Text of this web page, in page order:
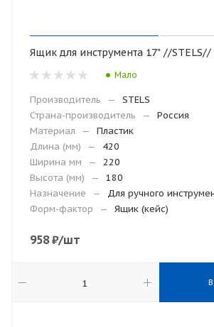
Ящик для инструмента 17" //STELS//
Мало
Производитель —
STELS
Страна-производитель
—
Россия
Материал
—
Пластик
Длина (мм)
—
420
Ширина мм
—
220
Высота (мм)
—
180
Назначение
—
Для ручного
Форм-фактор
— Ящик (кейс)
958₽/шт